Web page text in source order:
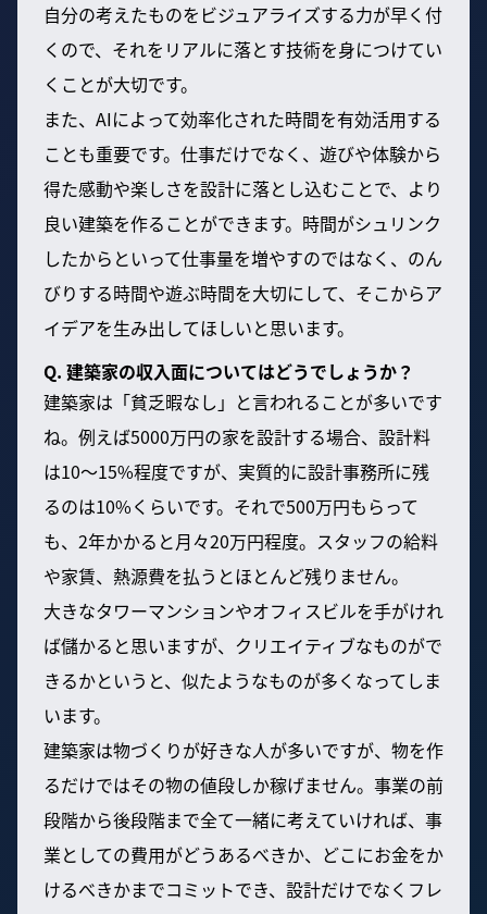
自分の考えたものをビジュアライズする力が早く付
くので、それをリアルに落とす技術を身につけてい
くことが大切です。
また、AIによって効率化された時間を有効活用する
ことも重要です。仕事だけでなく、遊びや体験から
得た感動や楽しさを設計に落とし込むことで、より
良い建築を作ることができます。時間がシュリンク
したからといって仕事量を増やすのではなく、のん
びりする時間や遊ぶ時間を大切にして、そこからア
イデアを生み出してほしいと思います。
Q. 建築家の収入面についてはどうでしょうか？
建築家は「貧乏暇なし」と言われることが多いです
ね。例えば5000万円の家を設計する場合、設計料
は10〜15%程度ですが、実質的に設計事務所に残
るのは10%くらいです。それで500万円もらって
も、2年かかると月々20万円程度。スタッフの給料
や家賃、熱源費を払うとほとんど残りません。
大きなタワーマンションやオフィスビルを手がけれ
ば儲かると思いますが、クリエイティブなものがで
きるかというと、似たようなものが多くなってしま
います。
建築家は物づくりが好きな人が多いですが、物を作
るだけではその物の値段しか稼げません。事業の前
段階から後段階まで全て一緒に考えていければ、事
業としての費用がどうあるべきか、どこにお金をか
けるべきかまでコミットでき、設計だけでなくフレ